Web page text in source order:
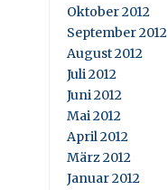
Oktober 2012
September 2012
August 2012
Juli 2012
Juni 2012
Mai 2012
April 2012
März 2012
Januar 2012